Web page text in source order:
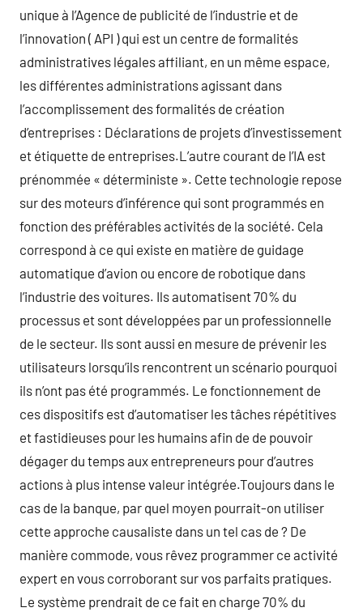
unique à l’Agence de publicité de l’industrie et de
l’innovation ( API ) qui est un centre de formalités
administratives légales affiliant, en un même espace,
les différentes administrations agissant dans
l’accomplissement des formalités de création
d’entreprises : Déclarations de projets d’investissement
et étiquette de entreprises.L’autre courant de l’IA est
prénommée « déterministe ». Cette technologie repose
sur des moteurs d’inférence qui sont programmés en
fonction des préférables activités de la société. Cela
correspond à ce qui existe en matière de guidage
automatique d’avion ou encore de robotique dans
l’industrie des voitures. Ils automatisent 70% du
processus et sont développées par un professionnelle
de le secteur. Ils sont aussi en mesure de prévenir les
utilisateurs lorsqu’ils rencontrent un scénario pourquoi
ils n’ont pas été programmés. Le fonctionnement de
ces dispositifs est d’automatiser les tâches répétitives
et fastidieuses pour les humains afin de de pouvoir
dégager du temps aux entrepreneurs pour d’autres
actions à plus intense valeur intégrée.Toujours dans le
cas de la banque, par quel moyen pourrait-on utiliser
cette approche causaliste dans un tel cas de ? De
manière commode, vous rêvez programmer ce activité
expert en vous corroborant sur vos parfaits pratiques.
Le système prendrait de ce fait en charge 70% du